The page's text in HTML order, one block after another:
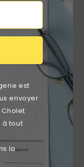
est
envoyer
à tout
la